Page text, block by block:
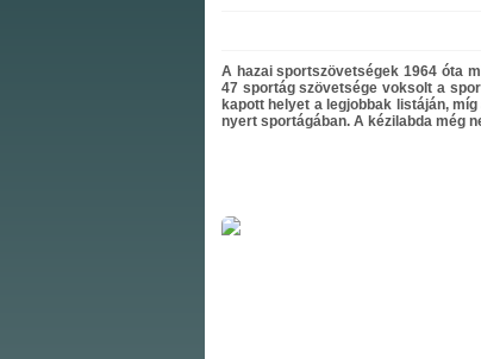
A hazai sportszövetségek 1964 óta
47 sportág szövetsége voksolt a
kapott helyet a legjobbak listáján,
nyert sportágában. A kézilabda még